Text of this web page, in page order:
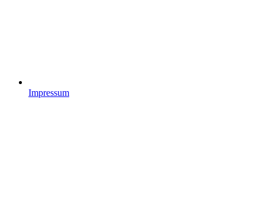
Impressum